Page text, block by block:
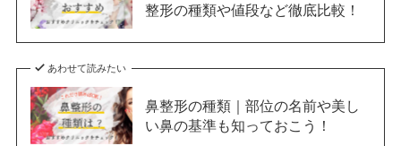
整形の種類や値段など徹底比較！
あわせて読みたい
鼻整形の種類｜部位の名前や美し
い鼻の基準も知っておこう！